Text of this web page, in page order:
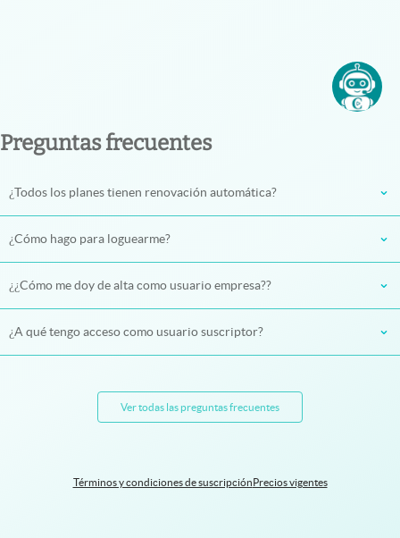
Preguntas frecuentes
¿Todos los planes tienen renovación automática?
¿Cómo hago para loguearme?
¿¿Cómo me doy de alta como usuario empresa??
¿A qué tengo acceso como usuario suscriptor?
Ver todas las preguntas frecuentes
Términos y condiciones de suscripción Precios vigentes